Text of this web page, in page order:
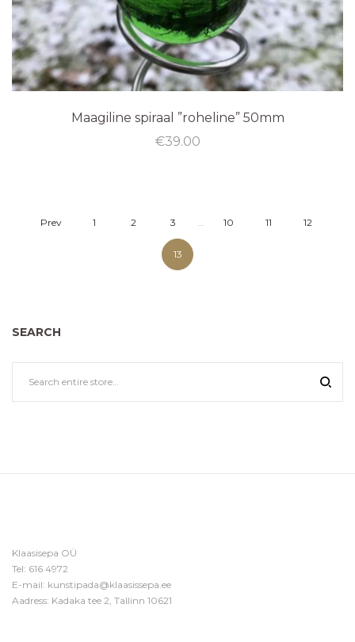
Maagiline spiraal ”roheline” 50mm
€39.00
Prev 1 2 3 … 10 11 12
13
SEARCH
Klaasisepa OÜ
Tel: 616 4972
E-mail: kunstipada@klaasissepa.ee
Aadress: Kadaka tee 2, Tallinn 10621